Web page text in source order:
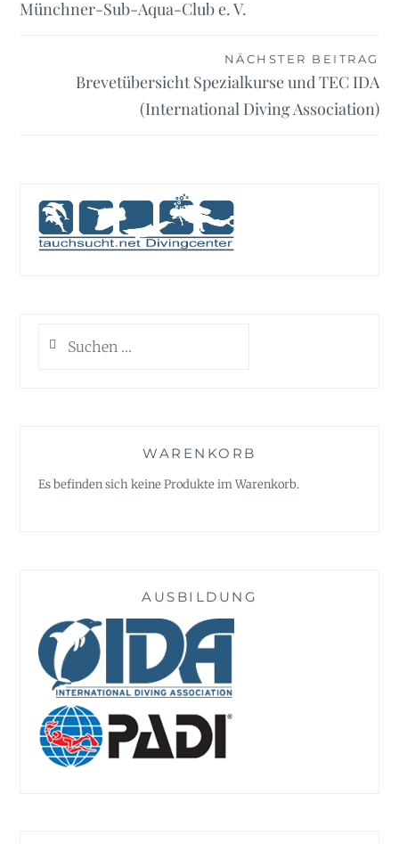
Münchner-Sub-Aqua-Club e. V.
NÄCHSTER BEITRAG
Brevetübersicht Spezialkurse und TEC IDA
(International Diving Association)
nach:
WARENKORB
Es befinden sich keine Produkte im Warenkorb.
AUSBILDUNG